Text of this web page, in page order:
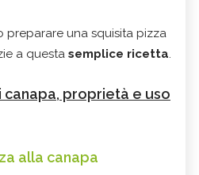
preparare una squisita pizza
a questa semplice ricetta.
canapa, proprietà e uso
alla canapa